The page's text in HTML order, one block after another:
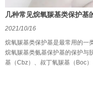
几种常见烷氧羰基类保护基
2021/10/16
烷氧羰基类保护基是最常用的一
烷氧羰基类氨基保护基的保护与
基（Cbz）、叔丁氧羰基（Boc